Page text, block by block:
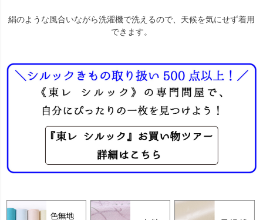
絹のような風合いながら洗濯機で洗えるので、天候を気にせず着用
できます。